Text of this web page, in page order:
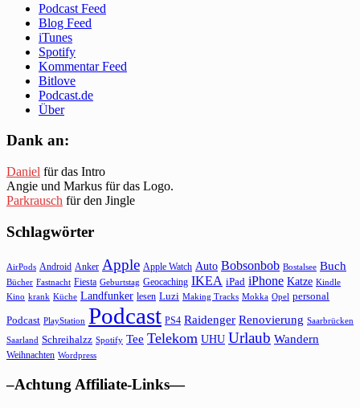
Podcast Feed
Blog Feed
iTunes
Spotify
Kommentar Feed
Bitlove
Podcast.de
Über
Dank an:
Daniel für das Intro
Angie und Markus für das Logo.
Parkrausch für den Jingle
Schlagwörter
AirPods Android Anker Apple Apple Watch Auto Bobsonbob Bostalsee Buch
Bücher Fastnacht Fiesta Geburtstag Geocaching IKEA iPad iPhone Katze Kindle
Kino krank Küche Landfunker lesen Luzi Making Tracks Mokka Opel personal
Podcast PlayStation Podcast PS4 Raidenger Renovierung Saarbrücken
Saarland Schreihalzz Spotify Tee Telekom UHU Urlaub Wandern
Weihnachten Wordpress
–Achtung Affiliate-Links—